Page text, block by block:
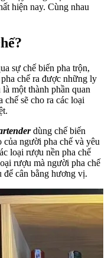
hiện nay. Cùng nhau
sự chế biến pha trộn,
chế ra được những ly
một thành phần quan
sẽ cho ra các loại
dùng chế biến
của người pha chế và yêu
loại rượu nền pha chế
rượu mà người pha chế
để cân bằng hương vị.